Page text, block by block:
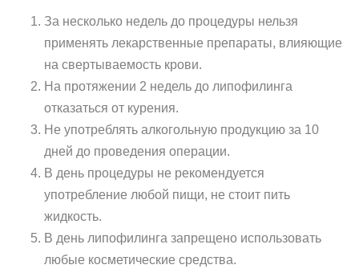
За несколько недель до процедуры нельзя
применять лекарственные препараты, влияющие
на свертываемость крови.
На протяжении 2 недель до липофилинга
отказаться от курения.
Не употреблять алкогольную продукцию за 10
дней до проведения операции.
В день процедуры не рекомендуется
употребление любой пищи, не стоит пить
жидкость.
В день липофилинга запрещено использовать
любые косметические средства.